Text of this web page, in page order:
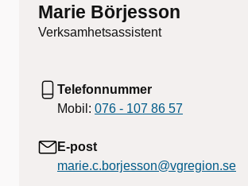
Marie Börjesson
Verksamhetsassistent
Telefonnummer
Mobil: 076 - 107 86 57
E-post
marie.c.borjesson@vgregion.se